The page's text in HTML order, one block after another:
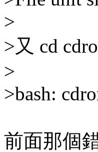
>
>又 cd
>
>bash:
前面那個